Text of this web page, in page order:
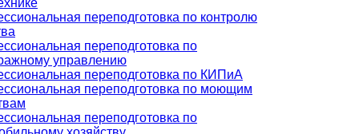
переподготовка по контролю
переподготовка по
управлению
переподготовка по КИПиА
переподготовка по моющим
переподготовка по